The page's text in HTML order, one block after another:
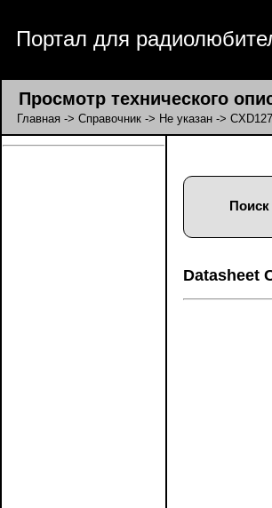
Портал для
Просмотр технического
Главная -> Справочник -> Не указан ->
Поиск
Datasheet